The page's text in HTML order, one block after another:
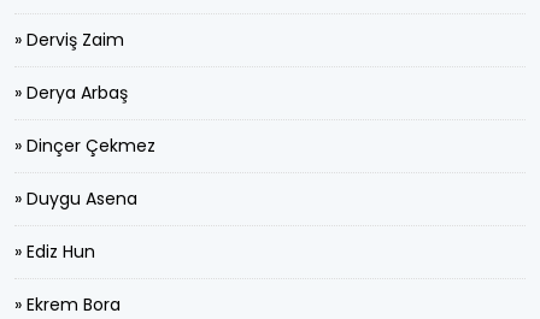
» Derviş Zaim
» Derya Arbaş
» Dinçer Çekmez
» Duygu Asena
» Ediz Hun
» Ekrem Bora